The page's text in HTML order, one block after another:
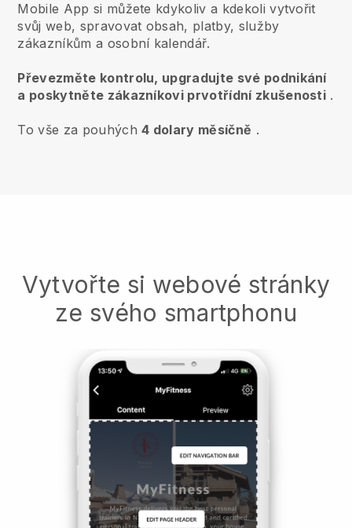
Mobile App si můžete kdykoliv a kdekoli vytvořit
svůj web, spravovat obsah, platby, služby
zákazníkům a osobní kalendář.
Převezměte kontrolu, upgradujte své podnikání
a poskytněte zákazníkovi prvotřídní zkušenosti .
To vše za pouhých4 dolary měsíčně .
Vytvořte si webové stránky
ze svého smartphonu